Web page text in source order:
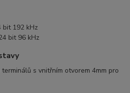
bit 192 kHz
bit 96 kHz
s vnitřním otvorem 4mm pro